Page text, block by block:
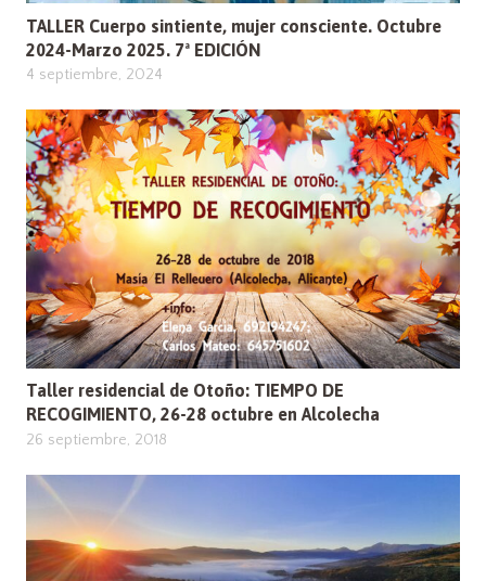
TALLER Cuerpo sintiente, mujer consciente. Octubre
2024-Marzo 2025. 7ª EDICIÓN
4 septiembre, 2024
Taller residencial de Otoño: TIEMPO DE
RECOGIMIENTO, 26-28 octubre en Alcolecha
26 septiembre, 2018